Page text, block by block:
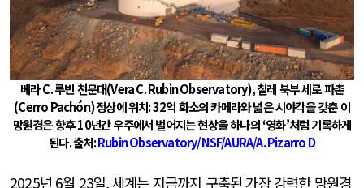
베라C.루빈 천문대(Vera C. Rubin Observatory),칠레 북부 세로 파촌
(Cerro Pachón)정상에 위치: 32억 화소의 카메라와 넓은 시야각을 갖춘 이
망원경은 향후10년간 우주에서 벌어지는 현상을 하나의‘영화’처럼 기록하게
된다.출처:Rubin Observatory/NSF/AURA/A. Pizarro D
2025년 6월 23일,세계는 지금까지 구축된 가장 강력한 망원경